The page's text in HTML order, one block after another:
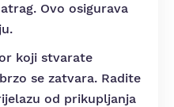
Ovo osigurava
koji stvarate
se zatvara. Radite
od prikupljanja